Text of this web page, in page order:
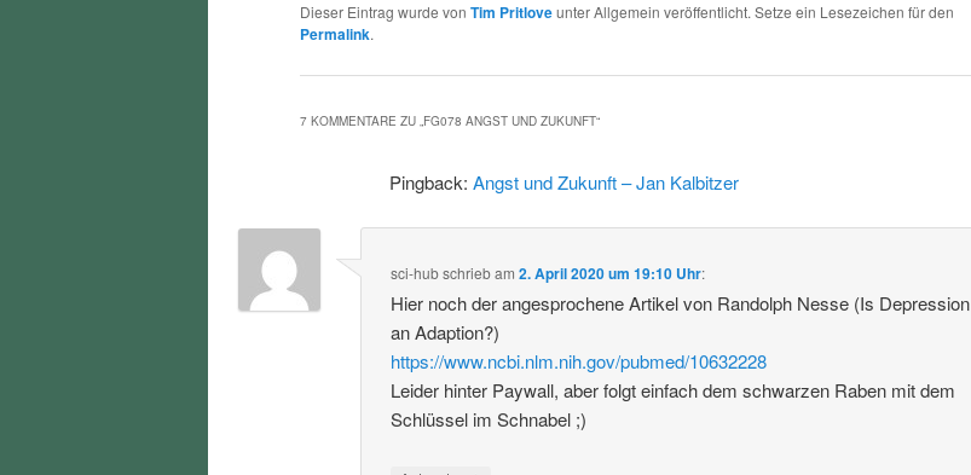
Dieser Eintrag wurde von Tim Pritloveunter Allgemein veröffentlicht. Setze ein Lesezeichen für den
Permalink.
7 KOMMENTARE ZU „FG078 ANGST UND ZUKUNFT“
Pingback:Angst und Zukunft – Jan Kalbitzer
sci-hubschriebam2. April 2020 um 19:10 Uhr:
Hier noch der angesprochene Artikel von Randolph Nesse (Is Depression
an Adaption?)
https://www.ncbi.nlm.nih.gov/pubmed/10632228
Leider hinter Paywall, aber folgt einfach dem schwarzen Raben mit dem
Schlüssel im Schnabel ;)